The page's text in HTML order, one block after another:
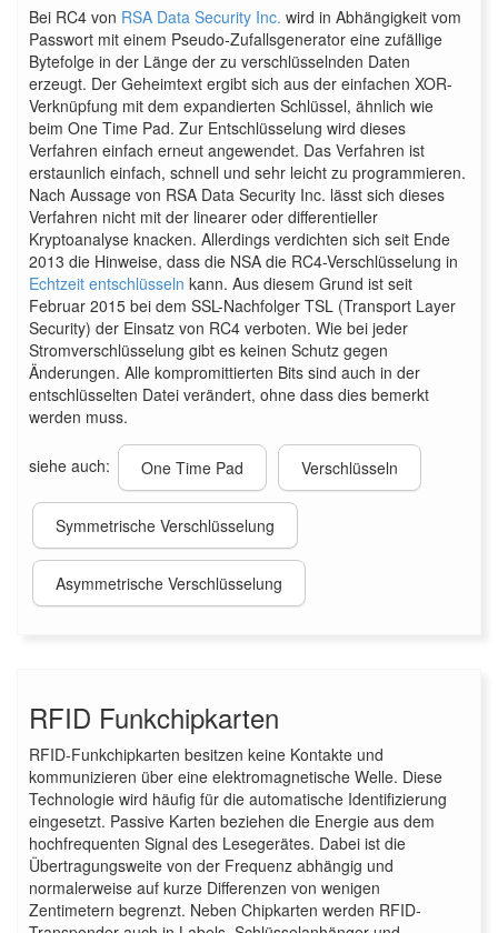
Bei RC4 von RSA Data Security Inc. wird in Abhängigkeit vom
Passwort mit einem Pseudo-Zufallsgenerator eine zufällige
Bytefolge in der Länge der zu verschlüsselnden Daten
erzeugt. Der Geheimtext ergibt sich aus der einfachen XOR-
Verknüpfung mit dem expandierten Schlüssel, ähnlich wie
beim One Time Pad. Zur Entschlüsselung wird dieses
Verfahren einfach erneut angewendet. Das Verfahren ist
erstaunlich einfach, schnell und sehr leicht zu programmieren.
Nach Aussage von RSA Data Security Inc. lässt sich dieses
Verfahren nicht mit der linearer oder differentieller
Kryptoanalyse knacken. Allerdings verdichten sich seit Ende
2013 die Hinweise, dass die NSA die RC4-Verschlüsselung in
Echtzeit entschlüsseln kann. Aus diesem Grund ist seit
Februar 2015 bei dem SSL-Nachfolger TSL (Transport Layer
Security) der Einsatz von RC4 verboten. Wie bei jeder
Stromverschlüsselung gibt es keinen Schutz gegen
Änderungen. Alle kompromittierten Bits sind auch in der
entschlüsselten Datei verändert, ohne dass dies bemerkt
werden muss.
siehe auch: One Time Pad Verschlüsseln
Symmetrische Verschlüsselung
Asymmetrische Verschlüsselung
RFID Funkchipkarten
RFID-Funkchipkarten besitzen keine Kontakte und
kommunizieren über eine elektromagnetische Welle. Diese
Technologie wird häufig für die automatische Identifizierung
eingesetzt. Passive Karten beziehen die Energie aus dem
hochfrequenten Signal des Lesegerätes. Dabei ist die
Übertragungsweite von der Frequenz abhängig und
normalerweise auf kurze Differenzen von wenigen
Zentimetern begrenzt. Neben Chipkarten werden RFID-